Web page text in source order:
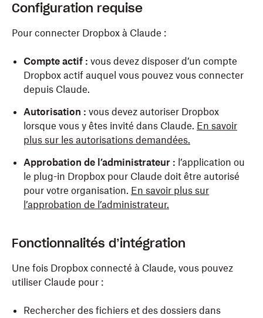
Configuration requise
Pour connecter Dropbox à Claude :
Compte actif : vous devez disposer d’un compte
Dropbox actif auquel vous pouvez vous connecter
depuis Claude.
Autorisation : vous devez autoriser Dropbox
lorsque vous y êtes invité dans Claude. En savoir
plus sur les autorisations demandées.
Approbation de l’administrateur : l’application ou
le plug-in Dropbox pour Claude doit être autorisé
pour votre organisation. En savoir plus sur
l’approbation de l’administrateur.
Fonctionnalités d’intégration
Une fois Dropbox connecté à Claude, vous pouvez
utiliser Claude pour :
Rechercher des fichiers et des dossiers dans